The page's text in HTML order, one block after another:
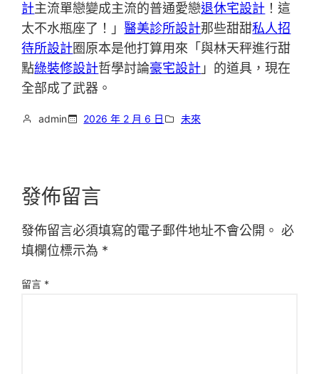
計主流單戀變成主流的普通愛戀退休宅設計 ！這
太不水瓶座了！」醫美診所設計那些甜甜私人招
待所設計圈原本是他打算用來「與林天秤進行甜
點綠裝修設計哲學討論豪宅設計 」的道具，現在
全部成了武器。
admin 2026 年 2 月 6 日 未來
發佈留言
發佈留言必須填寫的電子郵件地址不會公開。 必
填欄位標示為 *
留言 *